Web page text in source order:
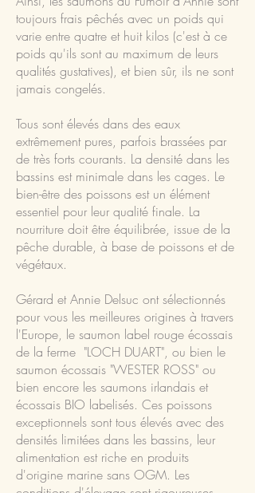
toujours frais pêchés avec un poids qui
varie entre quatre et huit kilos (c'est à ce
poids qu'ils sont au maximum de leurs
qualités gustatives), et bien sûr, ils ne sont
jamais congelés.
Tous sont élevés dans des eaux
extrêmement pures, parfois brassées par
de très forts courants. La densité dans les
bassins est minimale dans les cages. Le
bien-être des poissons est un élément
essentiel pour leur qualité finale. La
nourriture doit être équilibrée, issue de la
pêche durable, à base de poissons et de
végétaux.
Gérard et Annie Delsuc ont sélectionnés
pour vous les meilleures origines à travers
l'Europe, le saumon label rouge écossais
de la ferme "LOCH DUART", ou bien le
saumon écossais "WESTER ROSS" ou
bien encore les saumons irlandais et
écossais BIO labelisés. Ces poissons
exceptionnels sont tous élevés avec des
densités limitées dans les bassins, leur
alimentation est riche en produits
d'origine marine sans OGM. Les